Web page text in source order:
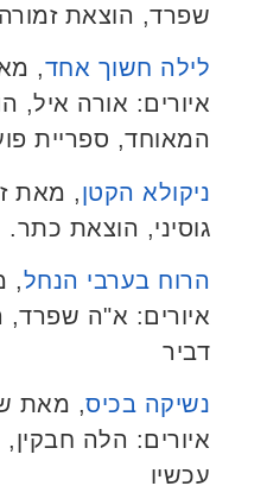
שפרד, הוצאת
לילה חשוך אחד,
איורים: אורה איל,
המאוחד, ספריית
ניקולא הקטן, מאת
גוסיני, הוצאת כתר.
הרוח בערבי הנחל,
איורים: א"ה שפרד,
דביר
נשיקה בכיס, מאת
איורים: הלה
עכשיו